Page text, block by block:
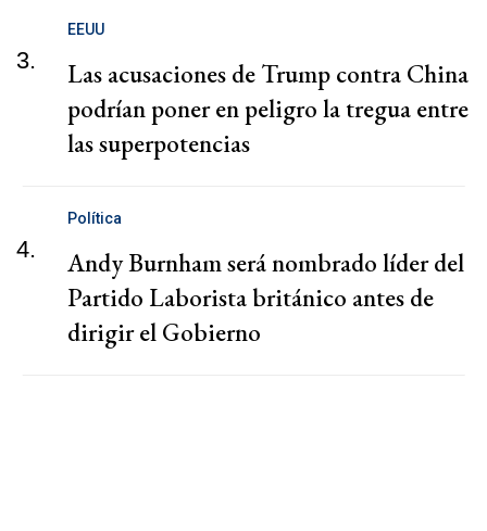
3.
EEUU
Las acusaciones de Trump contra China
podrían poner en peligro la tregua entre
las superpotencias
4.
Política
Andy Burnham será nombrado líder del
Partido Laborista británico antes de
dirigir el Gobierno